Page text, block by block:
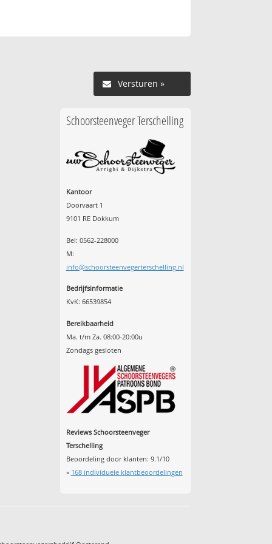
Versturen »
Schoorsteenveger Terschelling
Kantoor
Doorvaart 1
9101 RE Dokkum
Bel: 0562-228000
M:
info@schoorsteenvegerterschelling.nl
Bedrijfsinformatie
KvK: 66539854
Bereikbaarheid
Ma. t/m Za. 08:00-20:00u
Zondags gesloten
Reviews Schoorsteenveger
Terschelling
Beoordeling door klanten: 9.1/10
» 168individuele klantbeoordelingen